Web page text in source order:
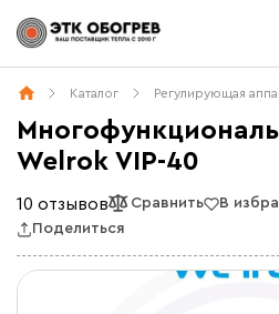
Каталог Регулирующая
Welrok VIP-40
10 отзывов Сравнить В
Поделиться